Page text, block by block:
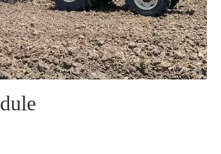
Processing Module
module